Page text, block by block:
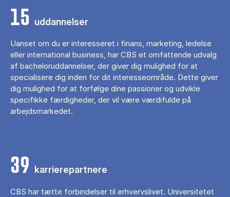
15 uddannelser
Uanset om du er interesseret i finans, marketing, ledelse
eller international business, har CBS et omfattende udvalg
af bacheloruddannelser, der giver dig mulighed for at
specialisere dig inden for dit interesseområde. Dette giver
dig mulighed for at forfølge dine passioner og udvikle
specifikke færdigheder, der vil være værdifulde på
arbejdsmarkedet.
39 karrierepartnere
CBS har tætte forbindelser til erhvervslivet. Universitetet